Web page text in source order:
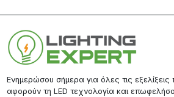
Ενημερώσου σήμερα για όλες τις εξελίξεις
αφορούν τη LED τεχνολογία και